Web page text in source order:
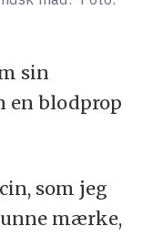
sin
en blodprop
som jeg
mærke,